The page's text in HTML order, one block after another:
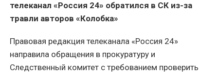
телеканал «Россия 24» обратился в СК из-за
травли авторов «Колобка»
Правовая редакция телеканала «Россия 24»
направила обращения в прокуратуру и
Следственный комитет с требованием проверить